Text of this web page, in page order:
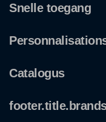
Snelle toegang
Catalogus